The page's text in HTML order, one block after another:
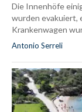
Die Innenhöfe
wurden evakuiert,
Krankenwagen
Antonio Serreli